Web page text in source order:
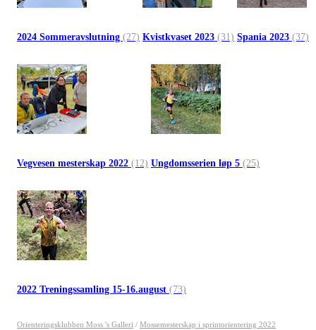
2024 Sommeravslutning (27) Kvistkvaset 2023 (31) Spania 2023 (37)
Vegvesen mesterskap 2022 (12) Ungdomsserien løp 5 (25)
2022 Treningssamling 15-16.august (73)
Orienteringsklubben Moss 's Galleri / Mossemesterskap i sprintorientering 2022